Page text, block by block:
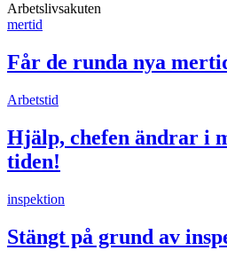
Arbetslivsakuten
mertid
Får de runda nya
Arbetstid
Hjälp, chefen ändrar i
tiden!
inspektion
Stängt på grund av